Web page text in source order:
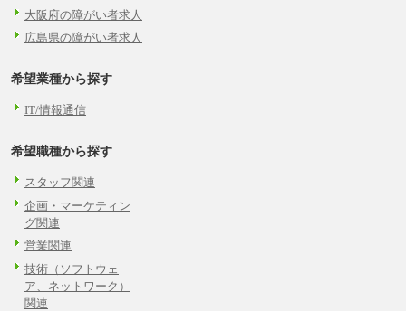
大阪府の障がい者求人
広島県の障がい者求人
希望業種から探す
IT/情報通信
希望職種から探す
スタッフ関連
企画・マーケティン
グ関連
営業関連
技術（ソフトウェ
ア、ネットワーク）
関連